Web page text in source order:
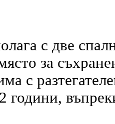
с две
за
с
години,